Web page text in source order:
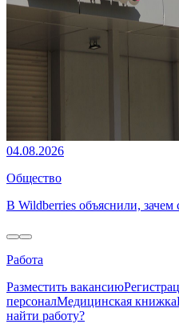
04.08.2026
Общество
В Wildberries объяснили, зачем
Работа
Разместить вакансию
персоналМедицинская книжка
найти работу?